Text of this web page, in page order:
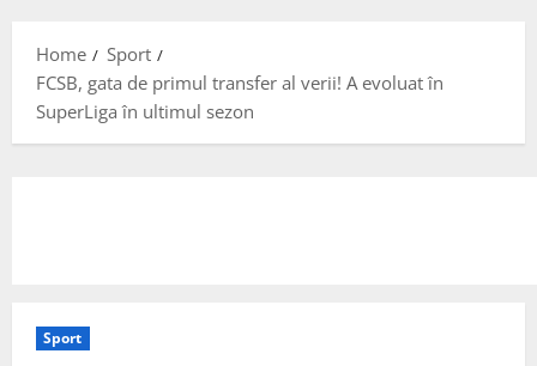
Home
Sport
FCSB, gata de primul transfer al verii! A evoluat în
SuperLiga în ultimul sezon
Sport